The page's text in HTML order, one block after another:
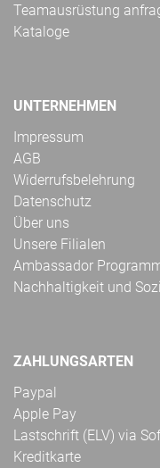
Teamausrüstung
Kataloge
UNTERNEHMEN
Impressum
AGB
Widerrufsbelehrung
Datenschutz
Über uns
Unsere Filialen
Ambassador
Nachhaltigkeit und
ZAHLUNGSARTEN
Paypal
Apple Pay
Lastschrift (ELV) via
Kreditkarte